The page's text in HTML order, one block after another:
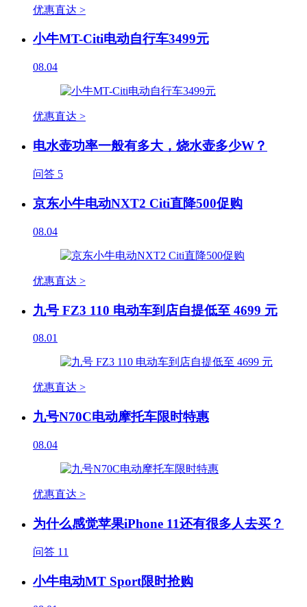
优惠直达 >
小牛MT-Citi电动自行车3499元
08.04
优惠直达 >
电水壶功率一般有多大，烧水壶多少W？
问答 5
京东小牛电动NXT2 Citi直降500促购
08.04
优惠直达 >
九号 FZ3 110 电动车到店自提低至 4699 元
08.01
优惠直达 >
九号N70C电动摩托车限时特惠
08.04
优惠直达 >
为什么感觉苹果iPhone 11还有很多人去买？
问答 11
小牛电动MT Sport限时抢购